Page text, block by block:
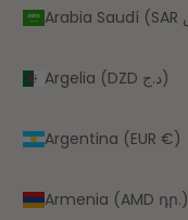
Argelia (DZD د.ج)
Argentina (EUR €)
Armenia (AMD դր.)